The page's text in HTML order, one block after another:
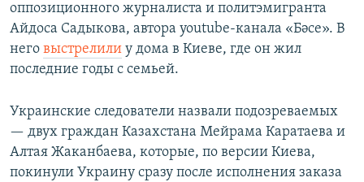
оппозиционного журналиста и политэмигранта
Айдоса Садыкова, автора youtube-канала «Бәсе». В
него выстрелили у дома в Киеве, где он жил
последние годы с семьей.
Украинские следователи назвали подозреваемых
— двух граждан Казахстана Мейрама Каратаева и
Алтая Жаканбаева, которые, по версии Киева,
покинули Украину сразу после исполнения заказа